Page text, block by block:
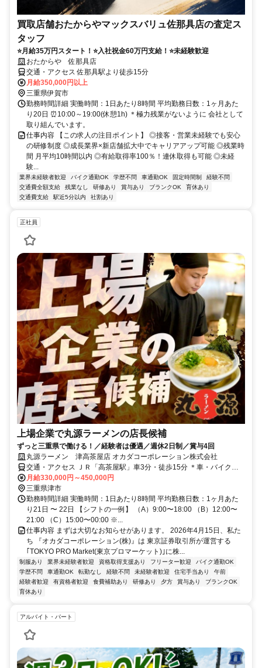
買取店舗おたからやマックスバリュ佐那具店の査定ス
タッフ
⭐月給35万円スタート！⭐入社祝金60万円支給！⭐未経験歓迎
おたからや 佐那具店
交通・アクセス 佐那具駅より徒歩15分
月給350,000円以上
三重県伊賀市
勤務時間詳細 実働時間：1日あたり8時間 平均勤務日数：1ヶ月あた
り20日 ⏰10:00～19:00(休憩1h) ＊極力残業がないように 会社として
取り組んでいます。
仕事内容 【この求人の注目ポイント】 ◎接客・営業未経験でも安心
の研修制度 ◎成長業界×新店舗拡大中でキャリアアップ可能 ◎残業時
間 月平均10時間以内 ◎有給取得率100％！連休取得も可能 ◎未経
験...
業界未経験者歓迎 バイク通勤OK 学歴不問 車通勤OK 固定時間制
経験不問
交通費全額支給
残業なし 研修あり 賞与あり ブランクOK
育休あり
交通費支給
駅近5分以内 社割あり
正社員
上場企業で丸源ラーメンの店長候補
ずっと三重県で働ける！／経験者は優遇／週休2日制／賞与4回
丸源ラーメン 津高茶屋店 オカダコーポレーション株式会社
交通・アクセス ＪＲ「高茶屋駅」車3分・徒歩15分 ＊車・バイク通
勤ＯＫ
月給330,000円～450,000円
三重県津市
勤務時間詳細 実働時間：1日あたり8時間 平均勤務日数：1ヶ月あた
り21日 〜 22日 【シフトの一例】 （A）9:00〜18:00 （B）12:00〜
21:00 （C）15:00〜00:00 ※...
仕事内容 まずは大切なお知らせがあります。 2026年4月15日、私た
ち 『オカダコーポレーション(株)』は 東京証券取引所が運営する
｢TOKYO PRO Market(東京プロマーケット)｣に株...
制服あり 業界未経験者歓迎 資格取得支援あり フリーター歓迎
バイク通勤OK
学歴不問
車通勤OK 転勤なし 経験不問 未経験者歓迎 住宅手当あり
午前
経験者歓迎
有資格者歓迎 食費補助あり 研修あり 夕方 賞与あり
ブランクOK
育休あり
アルバイト・パート